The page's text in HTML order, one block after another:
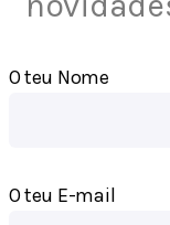
O teu Nome
O teu E-mail